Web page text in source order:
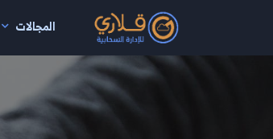
المجالات
انتقال إلى المحتوى الرئيسي